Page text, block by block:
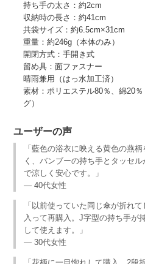
持ち手の太さ：約2cm
収納時の長さ：約41cm
共袋サイズ：約6.5cm×31cm
重量：約246g（本体のみ）
開閉方式：手開き式
留め具：面ファスナー
晴雨兼用（はっ水加工済）
素材：ポリエステル80％、綿20
グ）
ユーザーの声
「藍色の浴衣に映える黄色の燕
く、バンブーの持ち手とタッセ
で涼しく安心です。」
— 40代女性
「以前使っていた同じ傘が折れ
入って再購入。J字型の持ち手が
して使えます。」
— 30代女性